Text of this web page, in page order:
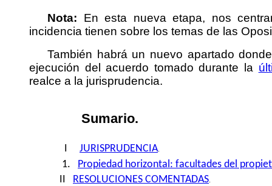
Nota: En esta nueva etapa, nos
incidencia tienen sobre los temas de las
También habrá un nuevo apartado
ejecución del acuerdo tomado durante la
realce a la jurisprudencia.
Sumario.
I JURISPRUDENCIA.
1.
Propiedad horizontal: facultades del
II
RESOLUCIONES COMENTADAS.